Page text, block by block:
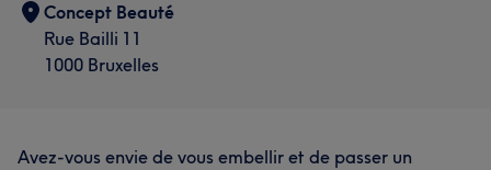
Concept Beauté
Rue Bailli 11
1000 Bruxelles
Avez-vous envie de vous embellir et de passer un